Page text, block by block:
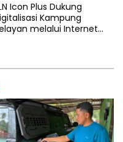
Icon Plus Dukung
Kampung
melalui Internet